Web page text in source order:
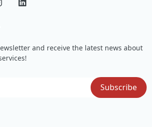
and receive the latest news about